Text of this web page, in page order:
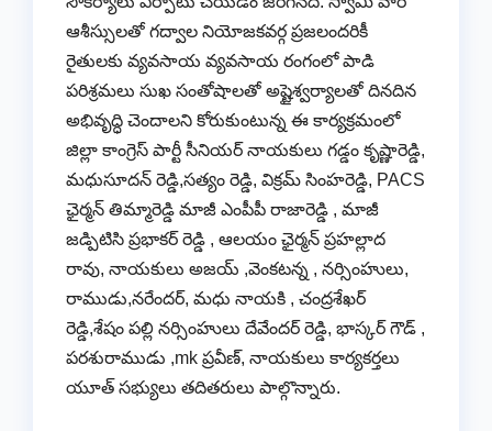
ఆశీస్సులతో గద్వాల నియోజకవర్గ ప్రజలందరికీ
రైతులకు వ్యవసాయ వ్యవసాయ రంగంలో పాడి
పరిశ్రమలు సుఖ సంతోషాలతో అష్టైశ్వర్యాలతో దినదిన
అభివృద్ధి చెందాలని కోరుకుంటున్న ఈ కార్యక్రమంలో
జిల్లా కాంగ్రెస్ పార్టీ సీనియర్ నాయకులు గడ్డం కృష్ణారెడ్డి,
మధుసూదన్ రెడ్డి,సత్యం రెడ్డి, విక్రమ్ సింహరెడ్డి, PACS
ఛైర్మన్ తిమ్మారెడ్డి మాజీ ఎంపీపీ రాజారెడ్డి , మాజీ
జడ్పిటిసి ప్రభాకర్ రెడ్డి , ఆలయం ఛైర్మన్ ప్రహల్లాద
రావు, నాయకులు అజయ్ ,వెంకటన్న , నర్సింహులు,
రాముడు,నరేందర్, మధు నాయకి , చంద్రశేఖర్
రెడ్డి,శేషం పల్లి నర్సింహులు దేవేందర్ రెడ్డి, భాస్కర్ గౌడ్ ,
పరశురాముడు ,mk ప్రవీణ్, నాయకులు కార్యకర్తలు
యూత్ సభ్యులు తదితరులు పాల్గొన్నారు.